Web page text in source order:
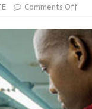
Comments Off